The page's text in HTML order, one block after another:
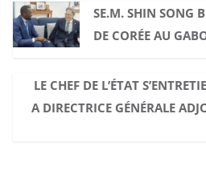
SE.M. SHIN SONG
DE CORÉE AU
LE CHEF DE L’ÉTAT
A DIRECTRICE GÉNÉRALE